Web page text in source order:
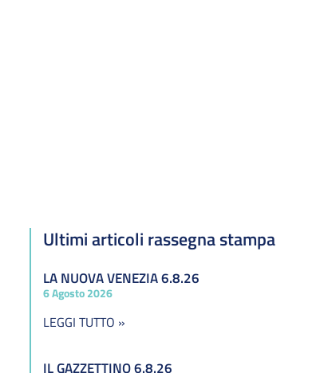
Ultimi articoli rassegna stampa
LA NUOVA VENEZIA 6.8.26
6 Agosto 2026
LEGGI TUTTO »
IL GAZZETTINO 6.8.26